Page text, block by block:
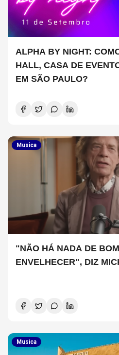
ALPHA BY NIGHT:
HALL, CASA DE
EM SÃO PAULO?
Musica
"NÃO HÁ NADA DE
ENVELHECER", DIZ
Musica